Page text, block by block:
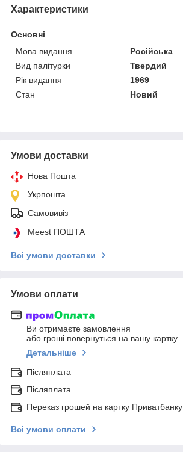
Характеристики
Основні
Мова видання
Російська
Вид палітурки
Твердий
Рік видання
1969
Стан
Новий
Умови доставки
Нова Пошта
Укрпошта
Самовивіз
Meest ПОШТА
Всі умови доставки
Умови оплати
Ви отримаєте замовлення
або гроші повернуться на вашу картку
Детальніше
Післяплата
Післяплата
Переказ грошей на картку Приватбанку
Всі умови оплати